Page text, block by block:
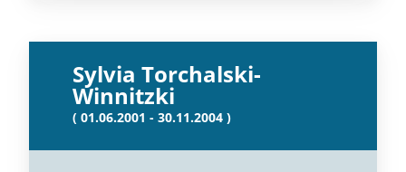
Sylvia Torchalski-
Winnitzki
( 01.06.2001 - 30.11.2004 )